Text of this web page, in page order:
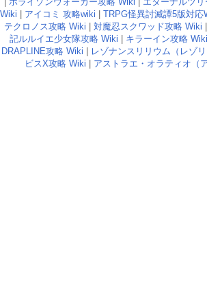
Wiki
アイコミ 攻略wiki TRPG怪異討滅譚5版対応
テクロノス攻略 Wiki
対魔忍スクワッド攻略 Wiki
記ルルイエ少女隊攻略 Wiki
キラーイン攻略 Wiki
DRAPLINE攻略 Wiki
レゾナンスリリウム（レゾ
ビスX攻略 Wiki
アストラエ・オラティオ（